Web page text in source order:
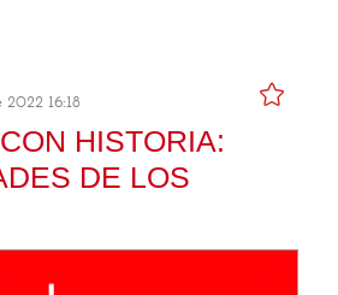
2022 16:18
HISTORIA:
DE LOS